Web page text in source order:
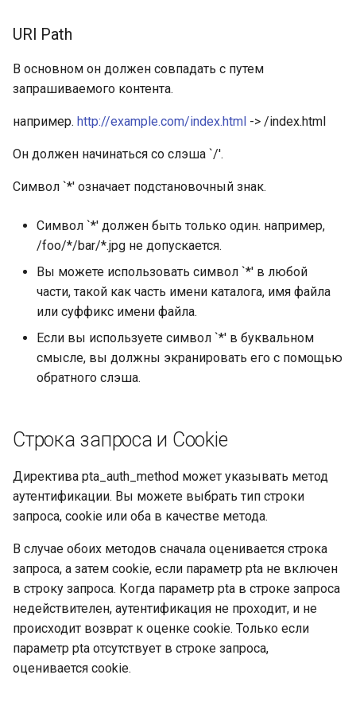
router
rsa
scrypt
shell
signal
smtp
snappy
socket
stats
string
t1k
tags
tarantool
template
URI Path
В основном он должен совпадать с путем
запрашиваемого контента.
например. http://example.com/index.html -> /index.html
Он должен начинаться со слэша `/'.
Символ `*' означает подстановочный знак.
Символ `*' должен быть только один. например,
/foo/*/bar/*.jpg не допускается.
Вы можете использовать символ `*' в любой
части, такой как часть имени каталога, имя файла
или суффикс имени файла.
Если вы используете символ `*' в буквальном
смысле, вы должны экранировать его с помощью
обратного слэша.
Строка запроса и Cookie
Директива pta_auth_method может указывать метод
аутентификации. Вы можете выбрать тип строки
запроса, cookie или оба в качестве метода.
В случае обоих методов сначала оценивается строка
запроса, а затем cookie, если параметр pta не включен
в строку запроса. Когда параметр pta в строке запроса
недействителен, аутентификация не проходит, и не
происходит возврат к оценке cookie. Только если
параметр pta отсутствует в строке запроса,
оценивается cookie.